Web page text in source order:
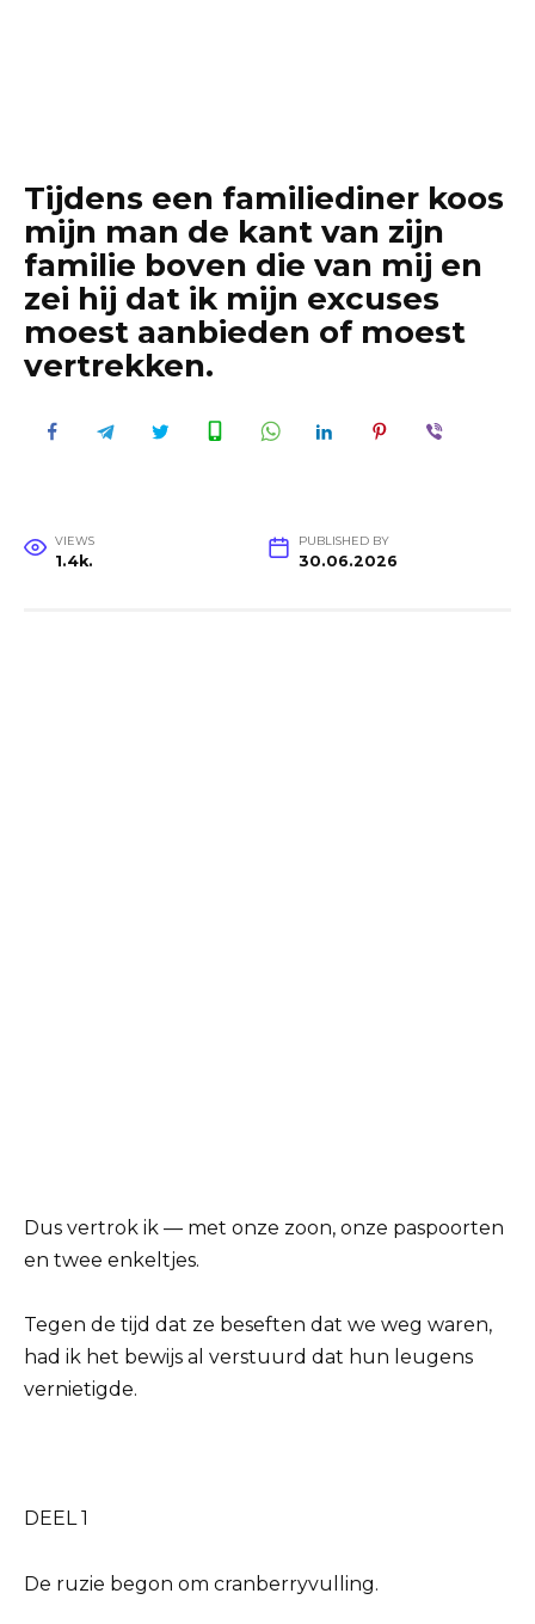
Tijdens een familiediner koos
mijn man de kant van zijn
familie boven die van mij en
zei hij dat ik mijn excuses
moest aanbieden of moest
vertrekken.
VIEWS
1.4k.
PUBLISHED BY
30.06.2026
Dus vertrok ik — met onze zoon, onze paspoorten
en twee enkeltjes.
Tegen de tijd dat ze beseften dat we weg waren,
had ik het bewijs al verstuurd dat hun leugens
vernietigde.
DEEL 1
De ruzie begon om cranberryvulling.